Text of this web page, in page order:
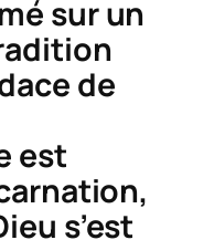
sur un
de
est
s’est